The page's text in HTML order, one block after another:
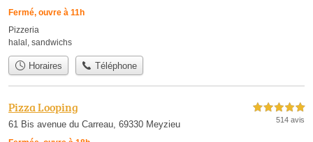
Fermé, ouvre à 11h
Pizzeria
halal , sandwichs
Horaires Téléphone
Pizza Looping
61 Bis avenue du Carreau, 69330 Meyzieu
5,0 étoiles sur 5
514 avis